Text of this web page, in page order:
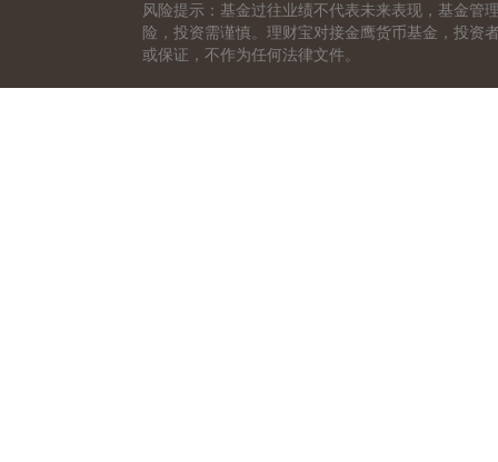
风险提示：基金过往业绩不代表未来表现，基金管
险，投资需谨慎。理财宝对接金鹰货币基金，投资
或保证，不作为任何法律文件。